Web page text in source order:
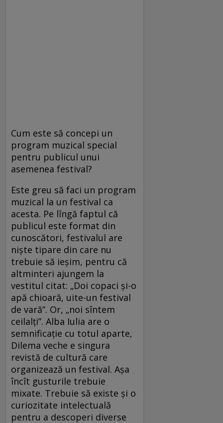
Cum este să concepi un
program muzical special
pentru publicul unui
asemenea festival?
Este greu să faci un program
muzical la un festival ca
acesta. Pe lîngă faptul că
publicul este format din
cunoscători, festivalul are
niște tipare din care nu
trebuie să ieșim, pentru că
altminteri ajungem la
vestitul citat: „Doi copaci și-o
apă chioară, uite-un festival
de vară”. Or, „noi sîntem
ceilalți”. Alba Iulia are o
semnificație cu totul aparte,
Dilema veche e singura
revistă de cultură care
organizează un festival. Așa
încît gusturile trebuie
mixate. Trebuie să existe și o
curiozitate intelectuală
pentru a descoperi diverse